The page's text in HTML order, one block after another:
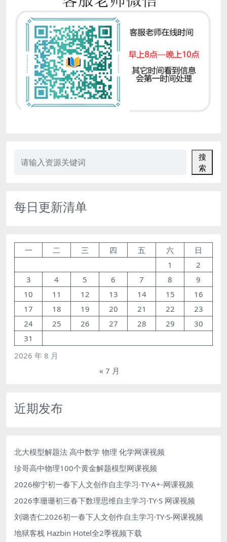
搜
索
每日更新清单
2026 年 8 月
一 二 三 四 五 六
日
1
2
3
4 5 6 7 8
9
10
11 12 13 14 15
16
17
18 19 20 21 22
23
24
25 26 27 28 29
30
31
« 7 月
近期发布
北大模型解题法 高中数学 物理 化学网课视频
珍哥高中物理100个黄金解题模型网课视频
2026柳宁初一春下人文创作自主学习·TY·A+-网课视频
2026李珊珊初三春下数理思维自主学习·TY·S 网课视频
刘璐杏仁2026初一春下人文创作自主学习·TY·S-网课视频
地狱客栈 Hazbin Hotel全2季视频下载